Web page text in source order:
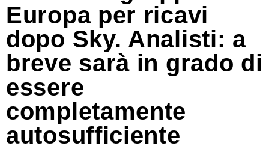
Europa per ricavi
dopo Sky. Analisti: a
breve sarà in grado di
essere
completamente
autosufficiente